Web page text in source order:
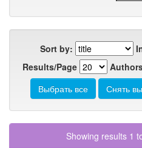
Sort by:
Results/Page
Showing results 1